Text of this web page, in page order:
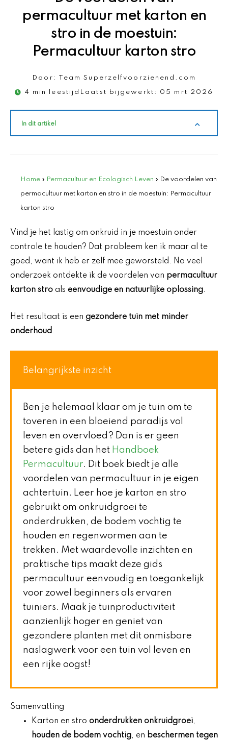
permacultuur met karton en
stro in de moestuin:
Permacultuur karton stro
Door: Team Superzelfvoorzienend.com
4 min leestijd Laatst bijgewerkt: 05 mrt 2026
In dit artikel
Home » Permacultuur en Ecologisch Leven » De voordelen van
permacultuur met karton en stro in de moestuin: Permacultuur
karton stro
Vind je het lastig om onkruid in je moestuin onder
controle te houden? Dat probleem ken ik maar al te
goed, want ik heb er zelf mee geworsteld. Na veel
onderzoek ontdekte ik de voordelen van permacultuur
karton stro als eenvoudige en natuurlijke oplossing.
Het resultaat is een gezondere tuin met minder
onderhoud .
Belangrijkste inzicht
Ben je helemaal klaar om je tuin om te
toveren in een bloeiend paradijs vol
leven en overvloed? Dan is er geen
betere gids dan het Handboek
Permacultuur. Dit boek biedt je alle
voordelen van permacultuur in je eigen
achtertuin. Leer hoe je karton en stro
gebruikt om onkruidgroei te
onderdrukken, de bodem vochtig te
houden en regenwormen aan te
trekken. Met waardevolle inzichten en
praktische tips maakt deze gids
permacultuur eenvoudig en toegankelijk
voor zowel beginners als ervaren
tuiniers. Maak je tuinproductiviteit
aanzienlijk hoger en geniet van
gezondere planten met dit onmisbare
naslagwerk voor een tuin vol leven en
een rijke oogst!
Samenvatting
Karton en stro onderdrukken onkruidgroei,
houden de bodem vochtig, en beschermen tegen